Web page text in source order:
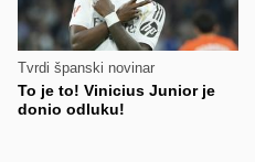
Tvrdi španski novinar
To je to! Vinicius Junior je
donio odluku!